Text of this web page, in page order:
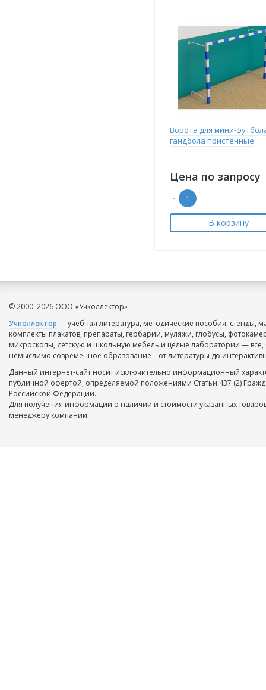
Ворота для мини-
гандбола пристенные
Цена по запросу
-
В корзину
© 2000–2026 ООО «Учколлектор»
Учколлектор — учебная литература, методические пособия, стенды,
комплекты плакатов, препараты, гербарии, муляжи, глобусы,
микроскопы, детскую и школьную мебель и целые лаборатории — все,
немыслимо современное образование – от литературы до
Данный интернет-сайт носит исключительно информационный
публичной офертой, определяемой положениями Статьи 437 (2)
Российской Федерации.
Для получения информации о наличии и стоимости указанных
менеджеру компании.